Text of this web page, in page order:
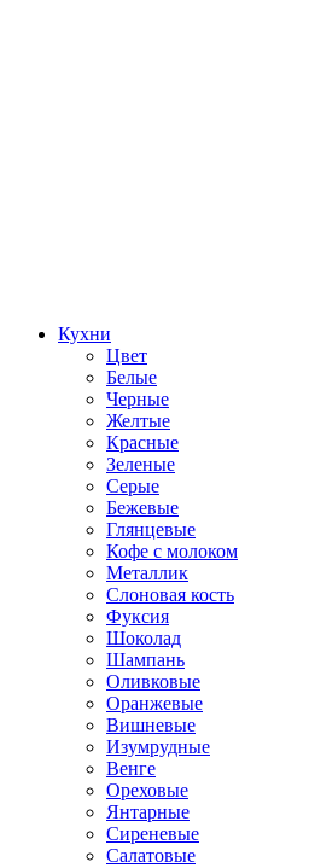
Кухни
Цвет
Белые
Черные
Желтые
Красные
Зеленые
Серые
Бежевые
Глянцевые
Кофе с молоком
Металлик
Слоновая кость
Фуксия
Шоколад
Шампань
Оливковые
Оранжевые
Вишневые
Изумрудные
Венге
Ореховые
Янтарные
Сиреневые
Салатовые